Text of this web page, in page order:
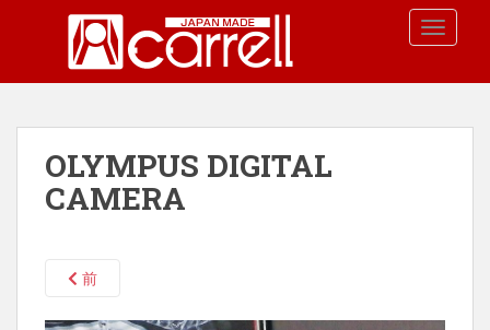
p
OLYMPUS DIGITAL
CAMERA
前